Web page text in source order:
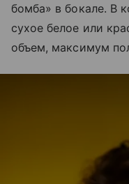
бомба» в бокале. В
сухое белое или
объем, максимум